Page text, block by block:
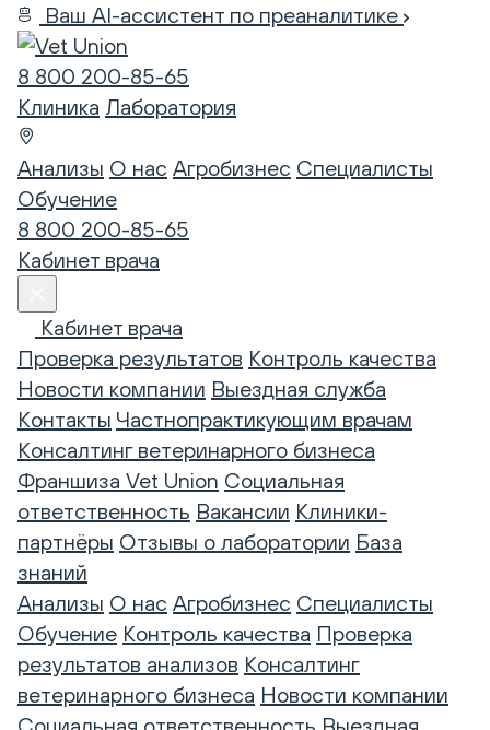
Ваш AI-ассистент по преаналитике
8 800 200-85-65
Клиника Лаборатория
Анализы О нас Агробизнес Специалисты
Обучение
8 800 200-85-65
Кабинет врача
Кабинет врача
Проверка результатов Контроль качества
Новости компании Выездная служба
Контакты Частнопрактикующим врачам
Консалтинг ветеринарного бизнеса
Франшиза Vet Union Социальная
ответственность Вакансии Клиники-
партнёры Отзывы о лаборатории База
знаний
Анализы О нас Агробизнес Специалисты
Обучение Контроль качества Проверка
результатов анализов Консалтинг
ветеринарного бизнеса Новости компании